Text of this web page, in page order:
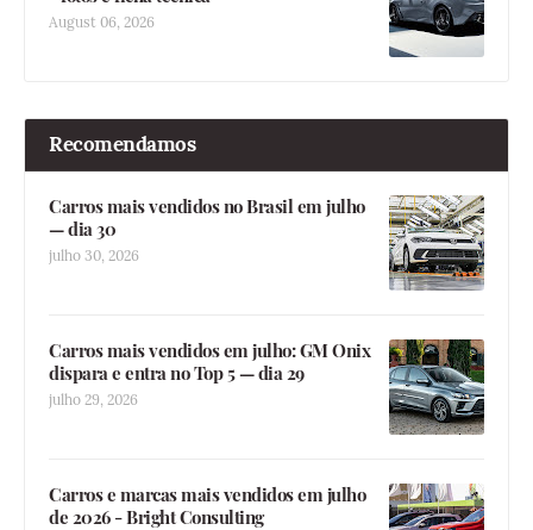
August 06, 2026
Recomendamos
Carros mais vendidos no Brasil em julho
— dia 30
julho 30, 2026
Carros mais vendidos em julho: GM Onix
dispara e entra no Top 5 — dia 29
julho 29, 2026
Carros e marcas mais vendidos em julho
de 2026 - Bright Consulting